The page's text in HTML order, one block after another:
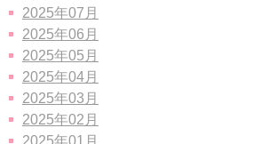
2025年07月
2025年06月
2025年05月
2025年04月
2025年03月
2025年02月
2025年01月